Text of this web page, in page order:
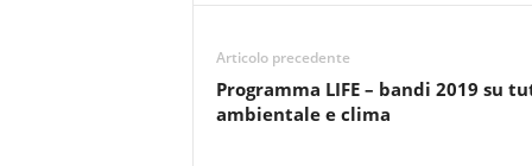
o
k
p
Articolo precedente
Programma LIFE – bandi 2019 su
ambientale e clima